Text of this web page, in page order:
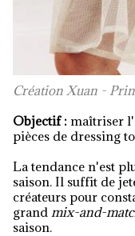
Création Xuan -
Objectif : maîtriser
pièces de dressing
La tendance n'est
saison. Il suffit de
créateurs pour
grand mix-and-
saison.